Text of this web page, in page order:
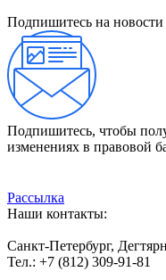
Подпишитесь на новости
Подпишитесь, чтобы
изменениях в правовой
Рассылка
Наши контакты:
Санкт-Петербург,
Тел.: +7 (812) 309-91-81